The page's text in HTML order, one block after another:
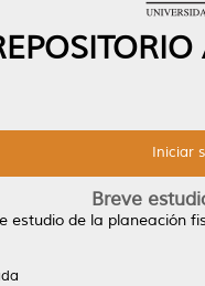
Iniciar
Breve
estudio de la planeación